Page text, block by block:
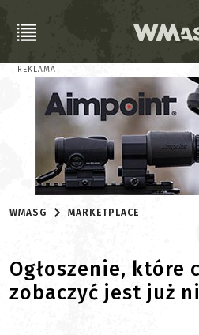
REKLAMA
WMASG MARKETPLACE
Ogłoszenie, które
zobaczyć jest już